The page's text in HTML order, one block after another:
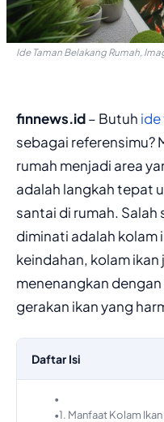
Ide Taman Belakang Rumah,
finnews.id– Butuh ide
sebagai referensimu?
rumah menjadi area
adalah langkah tepat
santai di rumah. Salah
diminati adalah kolam
keindahan, kolam
menenangkan
gerakan ikan yang
Daftar Isi
1. Manfaat Kolam